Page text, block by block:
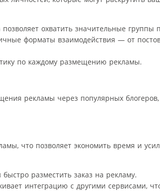
охватить значительные группы
форматы взаимодействия — от
по каждому размещению рекламы.
рекламы через популярных блогеров,
что позволяет экономить время и
разместить заказ на рекламу.
интеграцию с другими сервисами,